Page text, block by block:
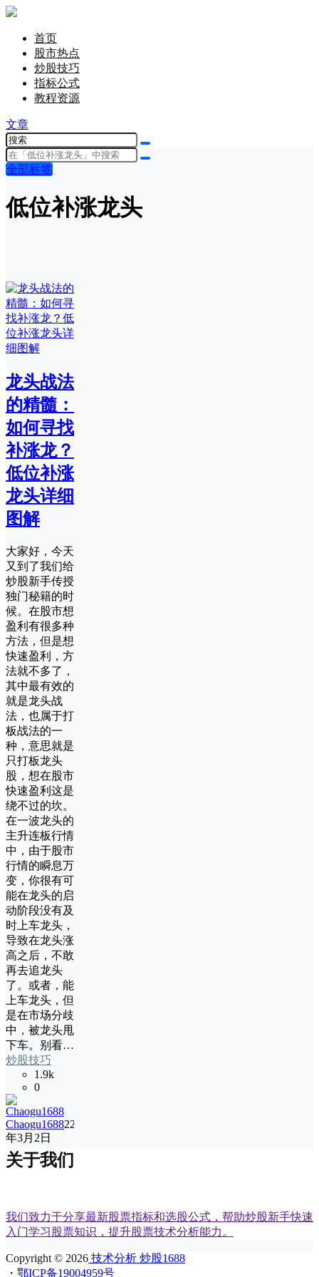
首页
股市热点
炒股技巧
指标公式
教程资源
文章
全部标签
低位补涨龙头
龙头战法
的精髓：
如何寻找
补涨龙？
低位补涨
龙头详细
图解
大家好，今天
又到了我们给
炒股新手传授
独门秘籍的时
候。在股市想
盈利有很多种
方法，但是想
快速盈利，方
法就不多了，
其中最有效的
就是龙头战
法，也属于打
板战法的一
种，意思就是
只打板龙头
股，想在股市
快速盈利这是
绕不过的坎。
在一波龙头的
主升连板行情
中，由于股市
行情的瞬息万
变，你很有可
能在龙头的启
动阶段没有及
时上车龙头，
导致在龙头涨
高之后，不敢
再去追龙头
了。或者，能
上车龙头，但
是在市场分歧
中，被龙头甩
下车。别看…
炒股技巧
1.9k
0
Chaogu168822
年3月2日
关于我们
我们致力于分享最新股票指标和选股公式，帮助炒股新手快速
入门学习股票知识，提升股票技术分析能力。
Copyright © 2026 技术分析 炒股1688
・ 鄂ICP备19004959号